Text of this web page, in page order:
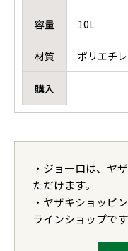
容量 10L
材質 ポリエチ
購入
・ジョーロは、ヤ
ただけます。
・ヤザキショッピ
ラインショップです